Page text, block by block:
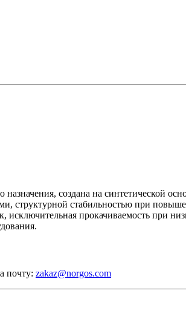
назначения, создана на синтетической
структурной стабильностью при
прокачиваемость при
почту: zakaz@norgos.com